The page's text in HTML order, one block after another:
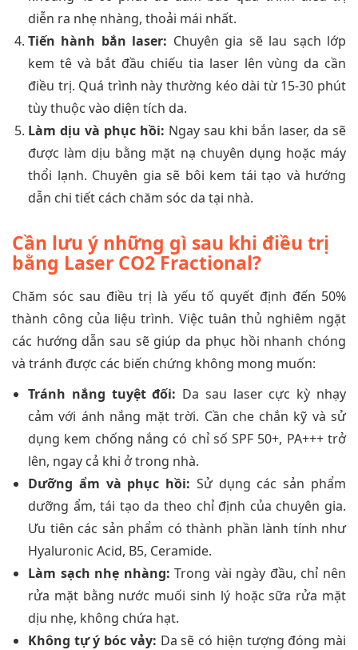
diễn ra nhẹ nhàng, thoải mái nhất.
Tiến hành bắn laser: Chuyên gia sẽ lau sạch lớp
kem tê và bắt đầu chiếu tia laser lên vùng da cần
điều trị. Quá trình này thường kéo dài từ 15-30 phút
tùy thuộc vào diện tích da.
Làm dịu và phục hồi: Ngay sau khi bắn laser, da sẽ
được làm dịu bằng mặt nạ chuyên dụng hoặc máy
thổi lạnh. Chuyên gia sẽ bôi kem tái tạo và hướng
dẫn chi tiết cách chăm sóc da tại nhà.
Cần lưu ý những gì sau khi điều trị
bằng Laser CO2 Fractional?
Chăm sóc sau điều trị là yếu tố quyết định đến 50%
thành công của liệu trình. Việc tuân thủ nghiêm ngặt
các hướng dẫn sau sẽ giúp da phục hồi nhanh chóng
và tránh được các biến chứng không mong muốn:
Tránh nắng tuyệt đối: Da sau laser cực kỳ nhạy
cảm với ánh nắng mặt trời. Cần che chắn kỹ và sử
dụng kem chống nắng có chỉ số SPF 50+, PA+++ trở
lên, ngay cả khi ở trong nhà.
Dưỡng ẩm và phục hồi: Sử dụng các sản phẩm
dưỡng ẩm, tái tạo da theo chỉ định của chuyên gia.
Ưu tiên các sản phẩm có thành phần lành tính như
Hyaluronic Acid, B5, Ceramide.
Làm sạch nhẹ nhàng: Trong vài ngày đầu, chỉ nên
rửa mặt bằng nước muối sinh lý hoặc sữa rửa mặt
dịu nhẹ, không chứa hạt.
Không tự ý bóc vảy: Da sẽ có hiện tượng đóng mài